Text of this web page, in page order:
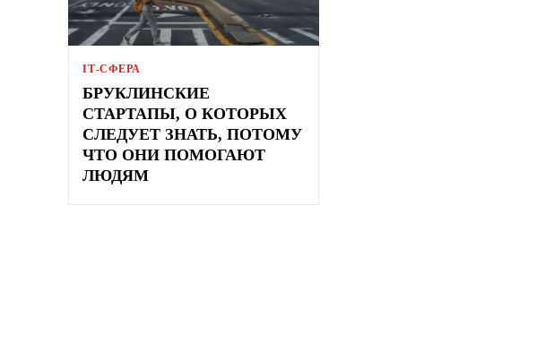
ІТ-СФЕРА
БРУКЛИНСКИЕ
СТАРТАПЫ, О КОТОРЫХ
СЛЕДУЕТ ЗНАТЬ, ПОТОМУ
ЧТО ОНИ ПОМОГАЮТ
ЛЮДЯМ